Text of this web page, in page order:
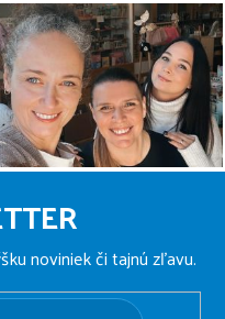
noviniek či tajnú zľavu.